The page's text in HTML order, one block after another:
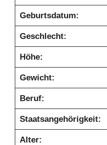
Geburtsdatum:
Geschlecht:
Höhe:
Gewicht:
Beruf:
Staatsangehörigkeit:
Alter: